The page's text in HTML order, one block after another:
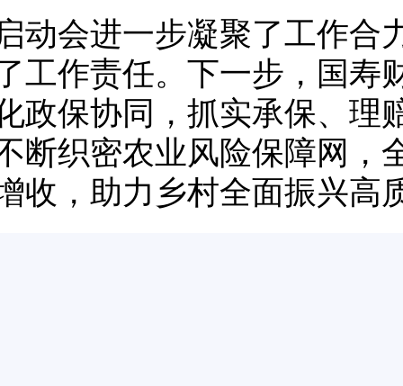
动会进一步凝聚了工作合
工作责任。下一步，国寿
政保协同，抓实承保、理
断织密农业风险保障网，
收，助力乡村全面振兴高